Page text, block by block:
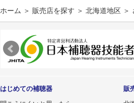
ホーム ＞ 販売店を探す ＞ 北海道地区 ＞
はじめての補聴器 販